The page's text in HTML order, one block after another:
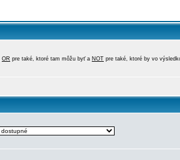
OR pre také, ktoré tam môžu byť a NOT pre také, ktoré by vo